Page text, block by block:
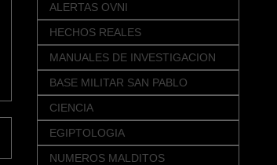
ALERTAS OVNI
HECHOS REALES
MANUALES DE INVESTIGACION
BASE MILITAR SAN PABLO
CIENCIA
EGIPTOLOGIA
NUMEROS MALDITOS